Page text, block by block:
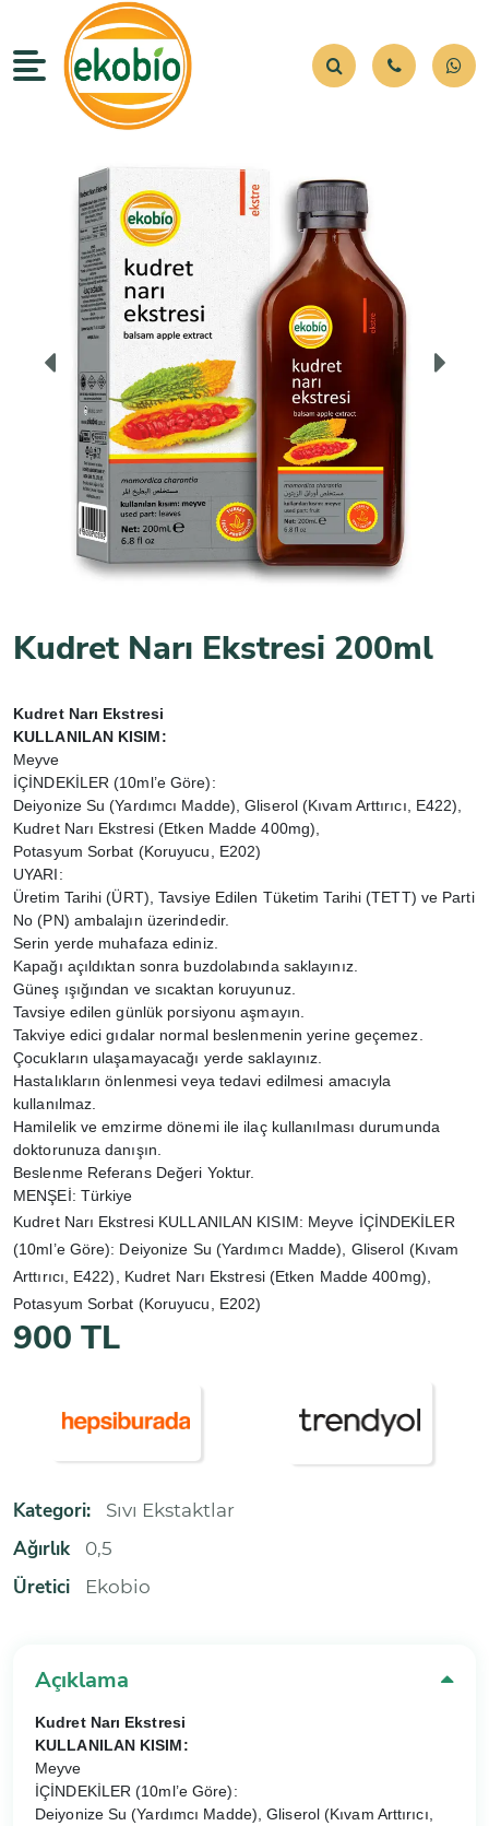
Ürünlerimiz
Kurumsal
Hızlı Erişim
Kudret Narı Ekstresi 200ml
Kudret Narı Ekstresi
KULLANILAN KISIM:
Meyve
İÇİNDEKİLER (10ml’e Göre):
Deiyonize Su (Yardımcı Madde), Gliserol (Kıvam Arttırıcı, E422),
Kudret Narı Ekstresi (Etken Madde 400mg),
Potasyum Sorbat (Koruyucu, E202)
UYARI:
Üretim Tarihi (ÜRT), Tavsiye Edilen Tüketim Tarihi (TETT) ve Parti
No (PN) ambalajın üzerindedir.
Serin yerde muhafaza ediniz.
Kapağı açıldıktan sonra buzdolabında saklayınız.
Güneş ışığından ve sıcaktan koruyunuz.
Tavsiye edilen günlük porsiyonu aşmayın.
Takviye edici gıdalar normal beslenmenin yerine geçemez.
Çocukların ulaşamayacağı yerde saklayınız.
Hastalıkların önlenmesi veya tedavi edilmesi amacıyla
kullanılmaz.
Hamilelik ve emzirme dönemi ile ilaç kullanılması durumunda
doktorunuza danışın.
Beslenme Referans Değeri Yoktur.
MENŞEİ: Türkiye
Kudret Narı Ekstresi KULLANILAN KISIM: Meyve İÇİNDEKİLER
(10ml’e Göre): Deiyonize Su (Yardımcı Madde), Gliserol (Kıvam
Arttırıcı, E422), Kudret Narı Ekstresi (Etken Madde 400mg),
Potasyum Sorbat (Koruyucu, E202)
900 TL
Kategori: Sıvı Ekstaktlar
Ağırlık 0,5
Üretici Ekobio
Açıklama
Kudret Narı Ekstresi
KULLANILAN KISIM:
Meyve
İÇİNDEKİLER (10ml’e Göre):
Deiyonize Su (Yardımcı Madde), Gliserol (Kıvam Arttırıcı,